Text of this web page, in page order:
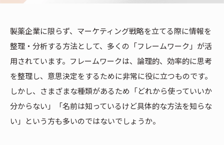
製薬企業に限らず、マーケティング戦略を立てる際に情報を
整理・分析する方法として、多くの「フレームワーク」が活
用されています。フレームワークは、論理的、効率的に思考
を整理し、意思決定をするために非常に役に立つものです。
しかし、さまざまな種類があるため「どれから使っていいか
分からない」「名前は知っているけど具体的な方法を知らな
い」という方も多いのではないでしょうか。